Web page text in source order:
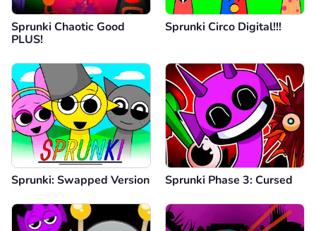
Sprunki Chaotic Good
PLUS!
Sprunki Circo Digital!!!
Sprunki: Swapped Version Sprunki Phase 3: Cursed